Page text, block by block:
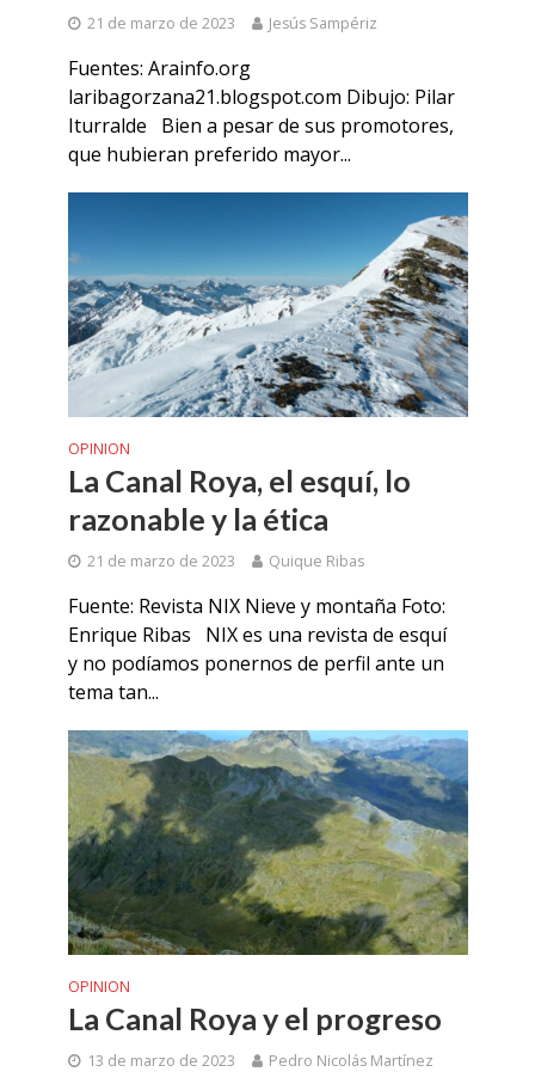
21 de marzo de 2023 Jesús Sampériz
Fuentes: Arainfo.org
laribagorzana21.blogspot.com Dibujo: Pilar
Iturralde Bien a pesar de sus promotores,
que hubieran preferido mayor...
OPINION
La Canal Roya, el esquí, lo
razonable y la ética
21 de marzo de 2023 Quique Ribas
Fuente: Revista NIX Nieve y montaña Foto:
Enrique Ribas NIX es una revista de esquí
y no podíamos ponernos de perfil ante un
tema tan...
OPINION
La Canal Roya y el progreso
13 de marzo de 2023 Pedro Nicolás Martínez